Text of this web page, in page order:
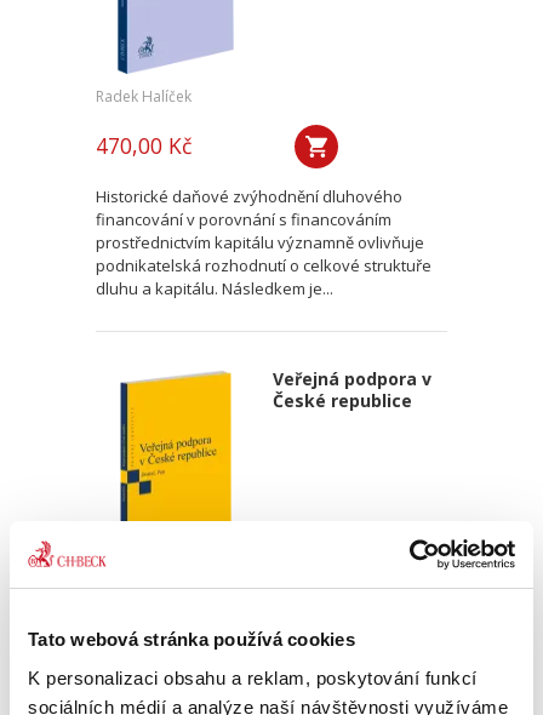
Tato webová stránka používá cookies
K personalizaci obsahu a reklam, poskytování funkcí
sociálních médií a analýze naší návštěvnosti využíváme
Radek Halíček
470,00 Kč
Historické daňové zvýhodnění dluhového
financování v porovnání s financováním
prostřednictvím kapitálu významně ovlivňuje
podnikatelská rozhodnutí o celkové struktuře
dluhu a kapitálu. Následkem je...
Veřejná podpora v
České republice
340,00 Kč
Monografie pojímá uceleným způsobem